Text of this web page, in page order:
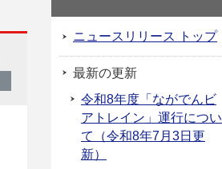
ニュースリリース トップ
最新の更新
令和8年度「ながでんビ
アトレイン」運行につい
て（令和8年7月3日更
新）